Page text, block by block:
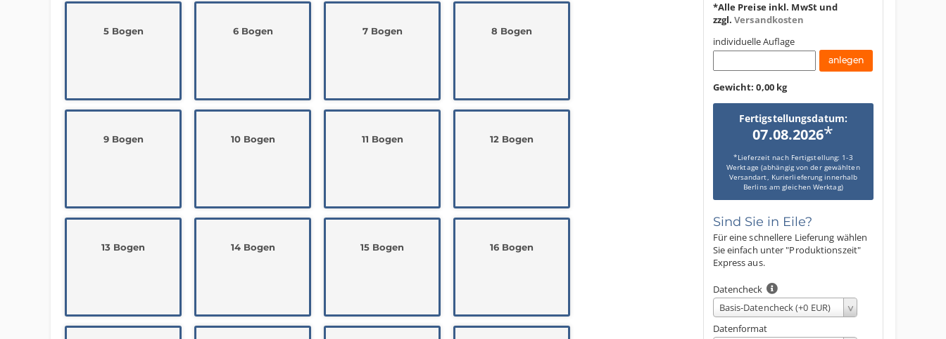
5 Bogen 6 Bogen 7 Bogen 8 Bogen
9 Bogen 10 Bogen 11 Bogen 12 Bogen
13 Bogen 14 Bogen 15 Bogen 16 Bogen
*Alle Preise inkl. MwSt und
zzgl.Versandkosten
individuelle Auflage
Gewicht:0,00 kg
Fertigstellungsdatum:
07.08.2026*
*Lieferzeit nach Fertigstellung: 1-3
Werktage (abhängig von der gewählten
Versandart, Kurierlieferung innerhalb
Berlins am gleichen Werktag)
Sind Sie in Eile?
Für eine schnellere Lieferung wählen
Sie einfach unter "Produktionszeit"
Express aus.
Datencheck
Basis-Datencheck (+0 EUR)
Datenformat